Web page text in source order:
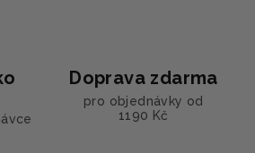
Doprava zdarma
pro objednávky od
1190 Kč